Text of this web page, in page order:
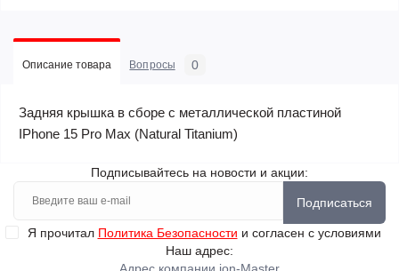
Описание товара Вопросы 0
Задняя крышка в сборе с металлической пластиной
IPhone 15 Pro Max (Natural Titanium)
Подписывайтесь на новости и акции:
Подписаться
Я прочитал Политика Безопасности и согласен с условиями
Наш адрес: